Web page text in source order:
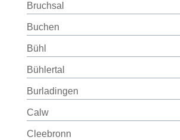
Bruchsal
Buchen
Bühl
Bühlertal
Burladingen
Calw
Cleebronn